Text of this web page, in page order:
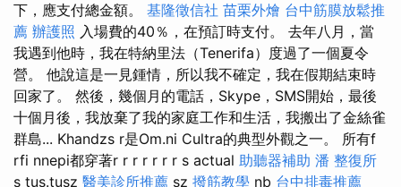
下，應支付總金額。 基隆徵信社 苗栗外燴 台中筋膜放鬆推
薦 辦護照 入場費的40％，在預訂時支付。 去年八月，當
我遇到他時，我在特納里法（Tenerifa）度過了一個夏令
營。 他說這是一見鍾情，所以我不確定，我在假期結束時
回家了。 然後，幾個月的電話，Skype，SMS開始，最後
十個月後，我放棄了我的家庭工作和生活，我搬出了金絲雀
群島... Khandzs r是Om.ni Cultra的典型外觀之一。 所有f
rfi nnepi都穿著r r r r r r r s actual 助聽器補助 潘 整復所
s tus.tusz 醫美診所推薦 sz 撥筋教學 nb 台中排毒推薦